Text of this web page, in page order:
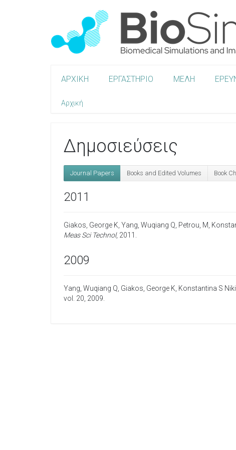
ΑΡΧΙΚΗ ΕΡΓΑΣΤΗΡΙΟ ΜΕΛΗ
Αρχική
Δημοσιεύσεις
Journal Papers Books and Edited Volumes Book
2011
Giakos, George K Yang, Wuqiang Q Petrou, M
Meas Sci Technol, 2011
2009
Yang, Wuqiang Q Giakos, George K Konstantina S
vol. 20, 2009